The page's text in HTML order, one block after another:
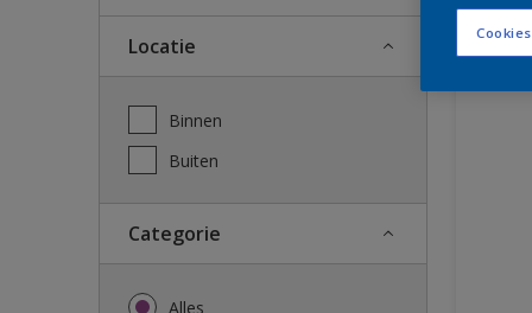
Locatie
Binnen
Buiten
Categorie
Alles